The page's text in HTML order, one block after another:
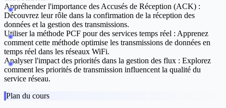
Appréhender l'importance des Accusés de Réception (ACK) :
Découvrez leur rôle dans la confirmation de la réception des
données et la gestion des transmissions.
Utiliser la méthode PCF pour des services temps réel : Apprenez
comment cette méthode optimise les transmissions de données en
temps réel dans les réseaux WiFi.
Analyser l'impact des priorités dans la gestion des flux : Explorez
comment les priorités de transmission influencent la qualité du
service réseau.
Plan du cours